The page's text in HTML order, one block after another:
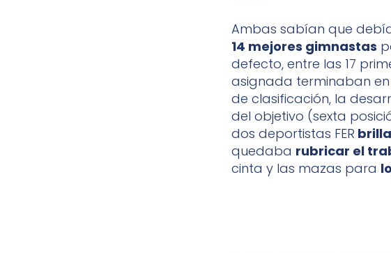
Ambas sabían que
14 mejores gimnastas
defecto, entre las 17
asignada terminaban en
de clasificación, la
del objetivo (sexta
dos deportistas FER
quedaba rubricar el
cinta y las mazas para